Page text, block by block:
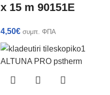
x 15 m 90151E
4,50€ συμπ. ΦΠΑ